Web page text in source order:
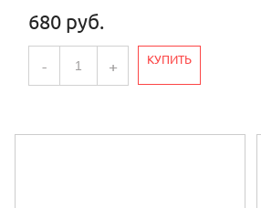
680 руб.
- + КУПИТЬ